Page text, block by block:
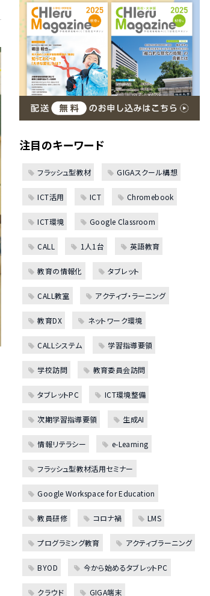
注目のキーワード
フラッシュ型教材 GIGAスクール構想
ICT活用 ICT Chromebook
ICT環境 Google Classroom
CALL 1人1台 英語教育
教育の情報化 タブレット
CALL教室 アクティブ・ラーニング
教育DX ネットワーク環境
CALLシステム 学習指導要領
学校訪問 教育委員会訪問
タブレットPC ICT環境整備
次期学習指導要領 生成AI
情報リテラシー e-Learning
フラッシュ型教材活用セミナー
Google Workspace for Education
教員研修 コロナ禍 LMS
プログラミング教育 アクティブラーニング
BYOD 今から始めるタブレットPC
クラウド GIGA端末